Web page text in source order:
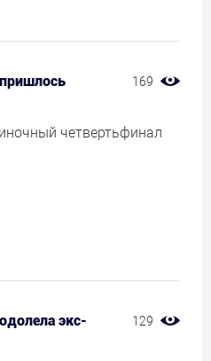
169
четвертьфинал
129
экс-